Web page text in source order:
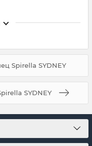
Spirella SYDNEY
SYDNEY